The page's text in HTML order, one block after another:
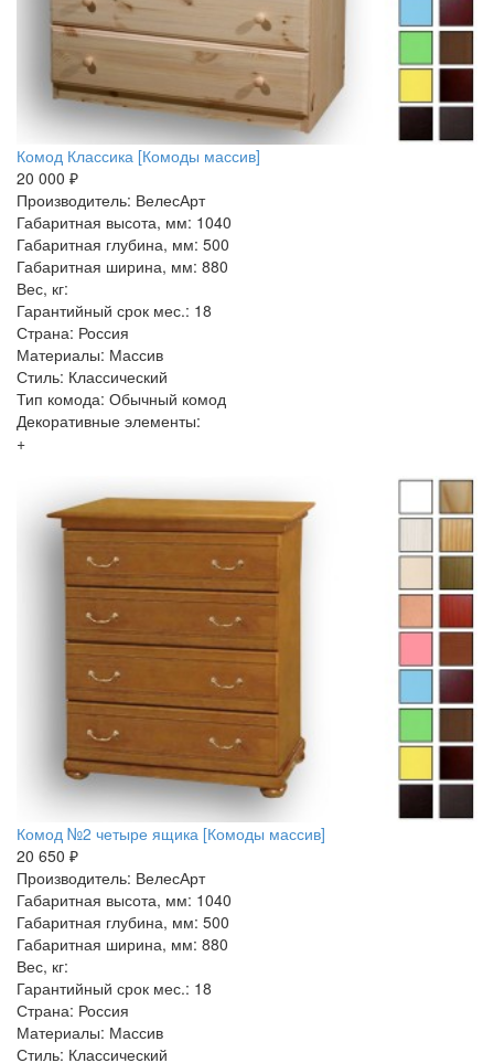
Комод Классика [Комоды массив]
20 000 ₽
Производитель: ВелесАрт
Габаритная высота, мм: 1040
Габаритная глубина, мм: 500
Габаритная ширина, мм: 880
Вес, кг:
Гарантийный срок мес.: 18
Страна: Россия
Материалы: Массив
Стиль: Классический
Тип комода: Обычный комод
Декоративные элементы:
+
Комод №2 четыре ящика [Комоды массив]
20 650 ₽
Производитель: ВелесАрт
Габаритная высота, мм: 1040
Габаритная глубина, мм: 500
Габаритная ширина, мм: 880
Вес, кг:
Гарантийный срок мес.: 18
Страна: Россия
Материалы: Массив
Стиль: Классический